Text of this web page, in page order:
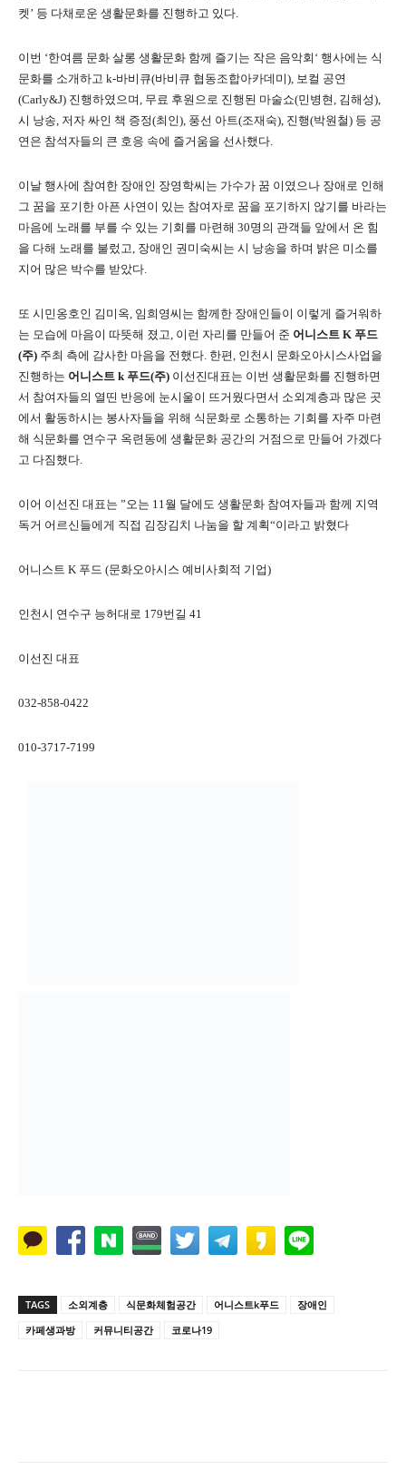
켓’ 등 다채로운 생활문화를 진행하고 있다.
이번 ‘한여름 문화 살롱 생활문화 함께 즐기는 작은 음악회‘ 행사에는 식
문화를 소개하고 k-바비큐(바비큐 협동조합아카데미), 보컬 공연
(Carly&J) 진행하였으며, 무료 후원으로 진행된 마술쇼(민병현, 김해성),
시 낭송, 저자 싸인 책 증정(최인), 풍선 아트(조재숙), 진행(박원철) 등 공
연은 참석자들의 큰 호응 속에 즐거움을 선사했다.
이날 행사에 참여한 장애인 장영학씨는 가수가 꿈 이였으나 장애로 인해
그 꿈을 포기한 아픈 사연이 있는 참여자로 꿈을 포기하지 않기를 바라는
마음에 노래를 부를 수 있는 기회를 마련해 30명의 관객들 앞에서 온 힘
을 다해 노래를 불렀고, 장애인 권미숙씨는 시 낭송을 하며 밝은 미소를
지어 많은 박수를 받았다.
또 시민옹호인 김미옥, 임희영씨는 함께한 장애인들이 이렇게 즐거워하
는 모습에 마음이 따뜻해 졌고, 이런 자리를 만들어 준 어니스트 K 푸드
(주) 주최 측에 감사한 마음을 전했다. 한편, 인천시 문화오아시스사업을
진행하는 어니스트 k 푸드(주) 이선진대표는 이번 생활문화를 진행하면
서 참여자들의 열띤 반응에 눈시울이 뜨거웠다면서 소외계층과 많은 곳
에서 활동하시는 봉사자들을 위해 식문화로 소통하는 기회를 자주 마련
해 식문화를 연수구 옥련동에 생활문화 공간의 거점으로 만들어 가겠다
고 다짐했다.
이어 이선진 대표는 ”오는 11월 달에도 생활문화 참여자들과 함께 지역
독거 어르신들에게 직접 김장김치 나눔을 할 계획“이라고 밝혔다
어니스트 K 푸드 (문화오아시스 예비사회적 기업)
인천시 연수구 능허대로 179번길 41
이선진 대표
032-858-0422
010-3717-7199
“추석선물, 우리 농식품 모은 ‘마음
이음마켓’서 구매하세요”
60세 이상 코로나 ‘먹는 치료제’ 처